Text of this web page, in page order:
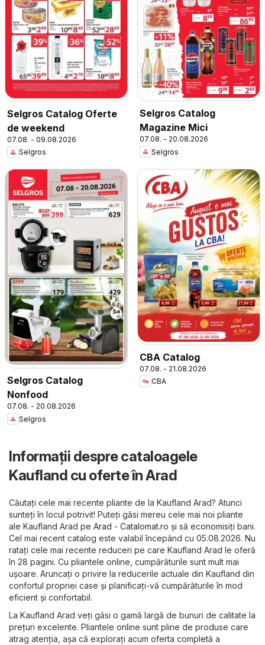
Selgros Catalog Oferte
de weekend
07.08. - 09.08.2026
Selgros
Selgros Catalog
Magazine Mici
07.08. - 20.08.2026
Selgros
Selgros Catalog
Nonfood
07.08. - 20.08.2026
Selgros
CBA Catalog
07.08. - 21.08.2026
CBA
Informații despre cataloagele
Kaufland cu oferte în Arad
Căutați cele mai recente pliante de la Kaufland Arad? Atunci
sunteți în locul potrivit! Puteți găsi mereu cele mai noi pliante
ale Kaufland Arad pe Arad - Catalomat.ro și să economisiți bani.
Cel mai recent catalog este valabil începând cu 05.08.2026. Nu
ratați cele mai recente reduceri pe care Kaufland Arad le oferă
în 28 pagini. Cu pliantele online, cumpărăturile sunt mult mai
ușoare. Aruncați o privire la reducerile actuale din Kaufland din
confortul propriei case și planificați-vă cumpărăturile în mod
eficient și confortabil.
La Kaufland Arad veți găsi o gamă largă de bunuri de calitate la
prețuri excelente. Pliantele online sunt pline de produse care
atrag atenția, așa că explorați acum oferta completă a